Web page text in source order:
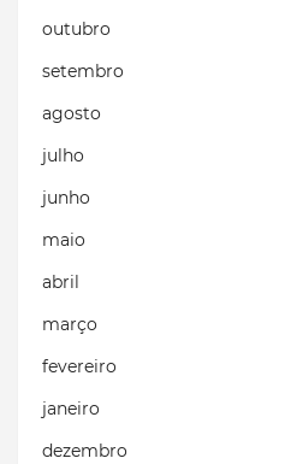
outubro
setembro
agosto
julho
junho
maio
abril
março
fevereiro
janeiro
dezembro